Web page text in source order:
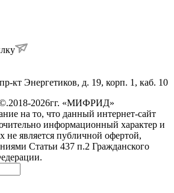
кт Энергетиков, д. 19, корп. 1, каб. 10
2026гг. «МИФРИД»
на то, что данный интернет-сайт
информационный характер и
не является публичной офертой,
Статьи 437 п.2 Гражданского